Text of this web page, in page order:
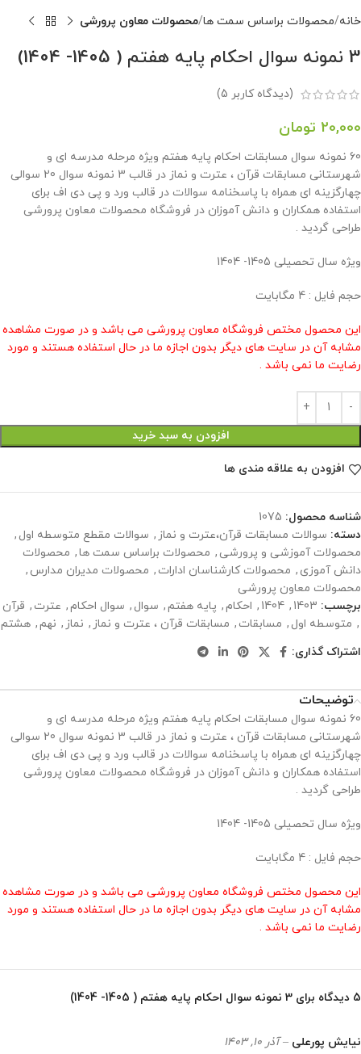
خانه محصولات براساس سمت ها محصولات معاون پرورشی
3 نمونه سوال احکام پایه هفتم ( 1405- 1404)
(دیدگاه کاربر 5
)
20,000 تومان
60 نمونه سوال مسابقات احکام پایه هفتم ویژه مرحله مدرسه ای و
شهرستانی مسابقات قرآن ، عترت و نماز در قالب 3 نمونه سوال 20 سوالی
چهارگزینه ای همراه با پاسخنامه سوالات در قالب ورد و پی دی اف برای
استفاده همکاران و دانش آموزان در فروشگاه محصولات معاون پرورشی
طراحی گردید .
ویژه سال تحصیلی 1405- 1404
حجم فایل : 4 مگابایت
این محصول مختص فروشگاه معاون پرورشی می باشد و در صورت مشاهده
مشابه آن در سایت های دیگر بدون اجازه ما در حال استفاده هستند و مورد
رضایت ما نمی باشد .
افزودن به سبد خرید
افزودن به علاقه مندی ها
شناسه محصول: 1075
دسته: سوالات مسابقات قرآن،عترت و نماز , سوالات مقطع متوسطه اول ,
محصولات آموزشی و پرورشی , محصولات براساس سمت ها, محصولات
دانش آموزی , محصولات کارشناسان ادارات , محصولات مدیران مدارس ,
محصولات معاون پرورشی
برچسب: 1403
,
1404
, احکام, پایه هفتم, سوال , سوال احکام, عترت , قرآن
, متوسطه اول , مسابقات , مسابقات قرآن ، عترت و نماز , نماز , نهم, هشتم
اشتراک گذاری:
توضیحات
60 نمونه سوال مسابقات احکام پایه هفتم ویژه مرحله مدرسه ای و
شهرستانی مسابقات قرآن ، عترت و نماز در قالب 3 نمونه سوال 20 سوالی
چهارگزینه ای همراه با پاسخنامه سوالات در قالب ورد و پی دی اف برای
استفاده همکاران و دانش آموزان در فروشگاه محصولات معاون پرورشی
طراحی گردید .
ویژه سال تحصیلی 1405- 1404
حجم فایل : 4 مگابایت
این محصول مختص فروشگاه معاون پرورشی می باشد و در صورت مشاهده
مشابه آن در سایت های دیگر بدون اجازه ما در حال استفاده هستند و مورد
رضایت ما نمی باشد .
5 دیدگاه برای 3 نمونه سوال احکام پایه هفتم ( 1405- 1404)
نیایش پورعلی – آذر 10, 1403